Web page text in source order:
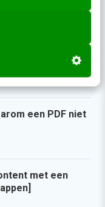
een PDF niet
met een